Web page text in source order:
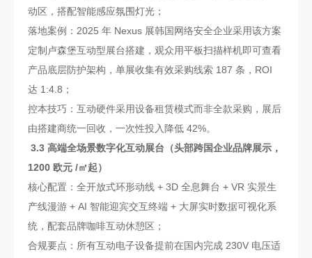
动区，搭配智能感应氛围灯光；
落地案例：2025 年 Nexus 展韩国网络安全企业采用该方案
定制卢森堡互动型展台搭建，观众用平板扫描样机即可查看
产品底层防护架构，单展收集有效采购线索 187 条，ROI
达 1:4.8；
控本技巧：互动硬件采用设备租赁模式而非全款采购，展后
由搭建商统一回收，一次性投入降低 42%。
3.3 高端全场景数字化互动展台（头部跨国企业品牌展示，
1200 欧元 /㎡起）
核心配置：全开放式环形动线 + 3D 全息舞台 + VR 实景生
产线漫游 + AI 智能迎宾交互终端 + 大屏实时数据可视化系
统，配套品牌咖啡互动休憩区；
合规要点：所有互动电子设备提前在国内完成 230V 电压适